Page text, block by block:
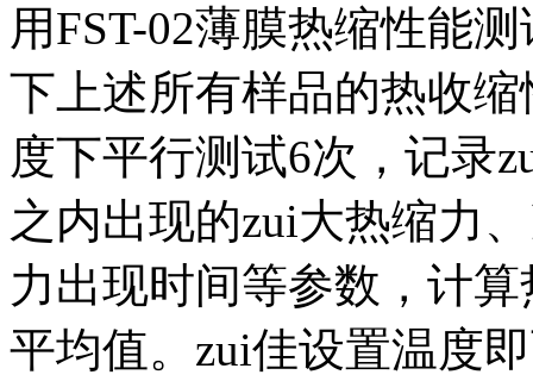
用FST-02薄膜热缩性能
下上述所有样品的热收
度下平行测试6次，记录
之内出现的zui大热缩力
力出现时间等参数，计
平均值。zui佳设置温度